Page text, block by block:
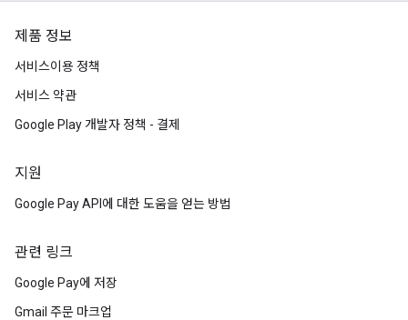
제품 정보
서비스이용 정책
서비스 약관
Google Play 개발자 정책 - 결제
지원
Google Pay API에 대한 도움을 얻는 방법
관련 링크
Google Pay에 저장
Gmail 주문 마크업